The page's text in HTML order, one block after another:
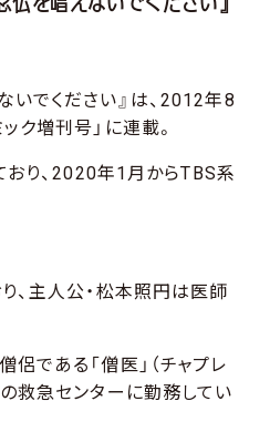
いでください』は、2012年8
ク増刊号」に連載。
おり、2020年1月からTBS系
、主人公・松本照円は医師
である「僧医」（チャプレ
救急センターに勤務してい